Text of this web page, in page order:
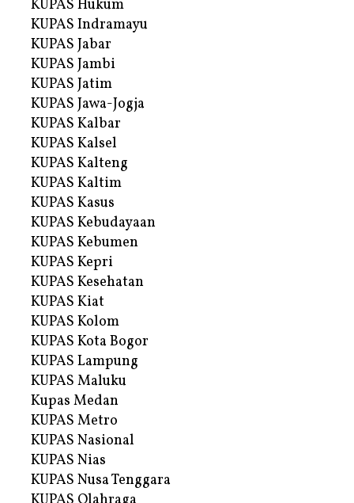
KUPAS Hukum
KUPAS Indramayu
KUPAS Jabar
KUPAS Jambi
KUPAS Jatim
KUPAS Jawa-Jogja
KUPAS Kalbar
KUPAS Kalsel
KUPAS Kalteng
KUPAS Kaltim
KUPAS Kasus
KUPAS Kebudayaan
KUPAS Kebumen
KUPAS Kepri
KUPAS Kesehatan
KUPAS Kiat
KUPAS Kolom
KUPAS Kota Bogor
KUPAS Lampung
KUPAS Maluku
Kupas Medan
KUPAS Metro
KUPAS Nasional
KUPAS Nias
KUPAS Nusa Tenggara